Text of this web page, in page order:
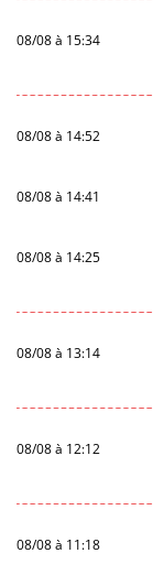
08/08 à 15:34
08/08 à 14:52
08/08 à 14:41
08/08 à 14:25
08/08 à 13:14
08/08 à 12:12
08/08 à 11:18